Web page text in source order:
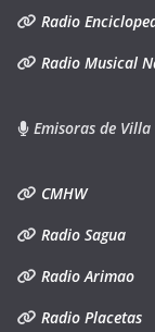
Radio
Radio Musical
Emisoras de
CMHW
Radio Sagua
Radio Arimao
Radio Placetas